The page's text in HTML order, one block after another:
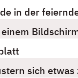
in der
sich etwas